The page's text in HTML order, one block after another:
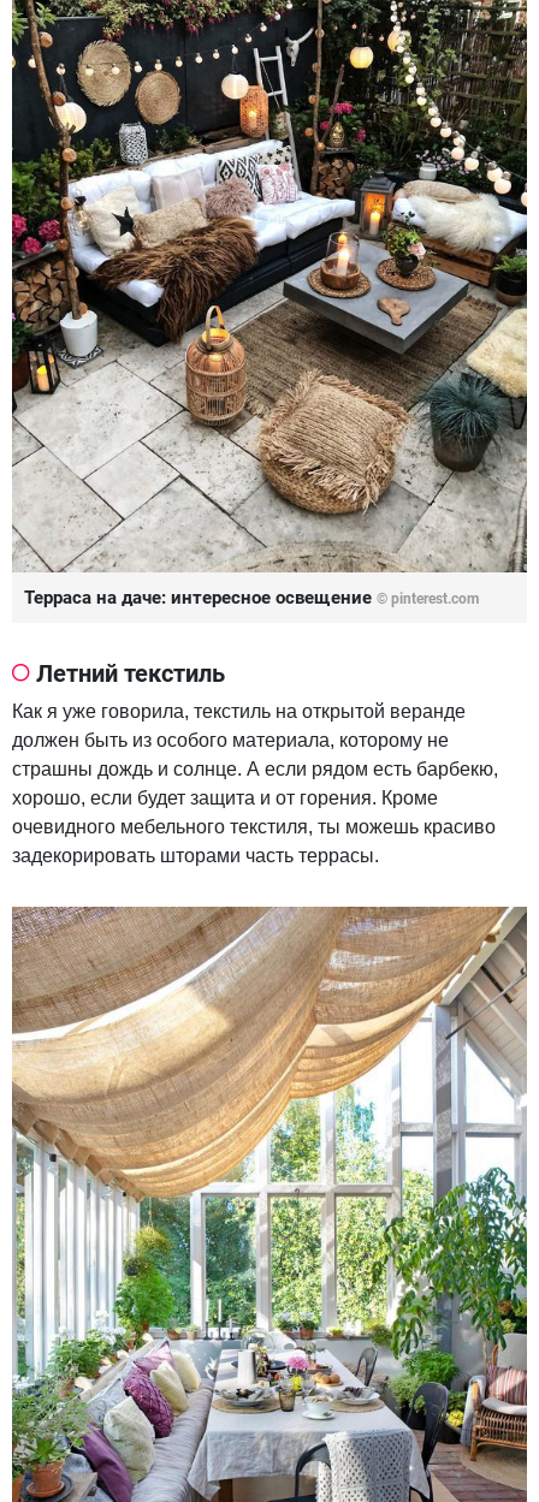
Терраса на даче: интересное освещение © pinterest.com
Летний текстиль
Как я уже говорила, текстиль на открытой веранде
должен быть из особого материала, которому не
страшны дождь и солнце. А если рядом есть барбекю,
хорошо, если будет защита и от горения. Кроме
очевидного мебельного текстиля, ты можешь красиво
задекорировать шторами часть террасы.